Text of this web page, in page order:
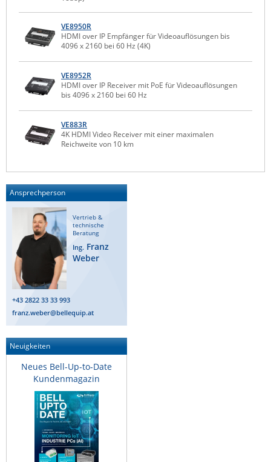
Power Kingdom
Poynting
Raritan
Riello UPS
Server Technology
SIRIO Antenne
TEKTELIC
Teltonika
Unwired Networks
Vision
WATTECO
Yuasa
News zu unseren Herstellern
VE8950R
HDMI over IP Empfänger für Videoauflösungen bis
4096 x 2160 bei 60 Hz (4K)
VE8952R
HDMI over IP Receiver mit PoE für Videoauflösungen
bis 4096 x 2160 bei 60 Hz
VE883R
4K HDMI Video Receiver mit einer maximalen
Reichweite von 10 km
Ansprechperson
Vertrieb &
technische
Beratung
Ing. Franz
Weber
+43 2822 33 33 993
franz.weber@bellequip.at
Neuigkeiten
Neues Bell-Up-to-Date
Kundenmagazin